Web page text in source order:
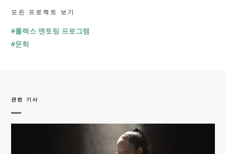
모든 프로젝트 보기
#롤렉스 멘토링 프로그램
#문학
관련 기사